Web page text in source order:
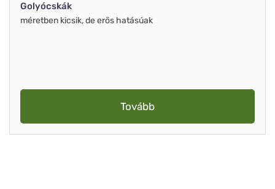
Golyócskák
méretben kicsik, de erős hatásúak
Tovább